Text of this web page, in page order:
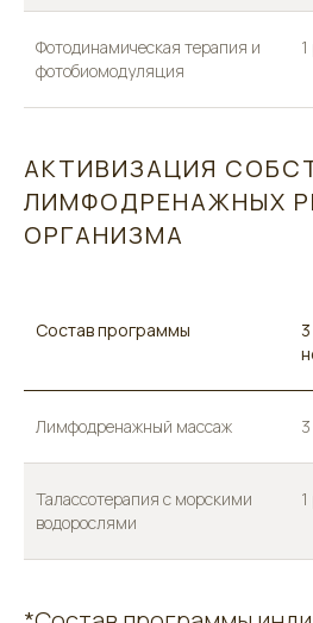
Фотодинамическая терапия и
фотобиомодуляция
АКТИВИЗАЦИЯ
ЛИМФОДРЕНАЖНЫХ
ОРГАНИЗМА
Состав программы
3
Лимфодренажный массаж
Талассотерапия с морскими
водорослями